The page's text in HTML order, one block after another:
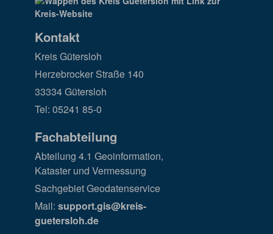
Kontakt
Kreis Gütersloh
Herzebrocker Straße 140
33334 Gütersloh
Tel: 05241 85-0
Fachabteilung
Abteilung 4.1 Geoinformation,
Kataster und Vermessung
Sachgebiet Geodatenservice
Mail: support.gis@kreis-
guetersloh.de